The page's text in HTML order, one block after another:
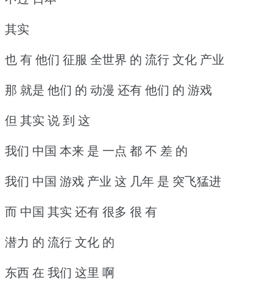
其实
也 有 他们 征服 全世界 的 流行 文化 产业
那 就是 他们 的 动漫 还有 他们 的 游戏
但 其实 说 到 这
我们 中国 本来 是 一点 都 不 差 的
我们 中国 游戏 产业 这 几年 是 突飞猛进
而 中国 其实 还有 很多 很 有
潜力 的 流行 文化 的
东西 在 我们 这里 啊